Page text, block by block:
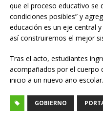
que el proceso educativo se
condiciones posibles” y
educación es un eje central
así construiremos el mejor
Tras el acto, estudiantes
acompañados por el cuerpo
inicio a un nuevo año escolar.
GOBIERNO